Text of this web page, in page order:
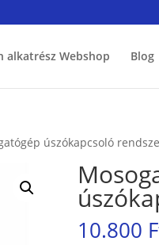
alkatrész Webshop Blog
úszókapcsoló
10.800